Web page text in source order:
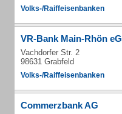
Volks-/Raiffeisenbanken
VR-Bank Main-Rhön eG
Vachdorfer Str. 2
98631 Grabfeld
Volks-/Raiffeisenbanken
Commerzbank AG